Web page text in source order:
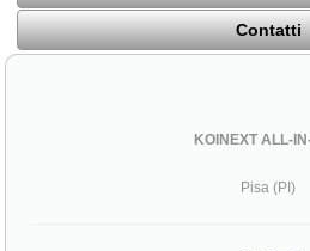
Contatti
KOINEXT ALL-
Pisa (PI)